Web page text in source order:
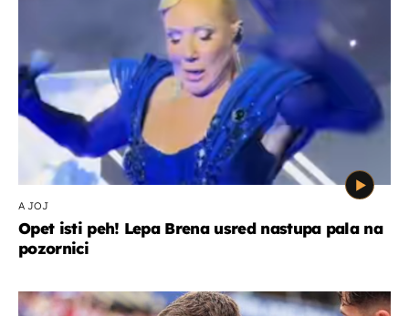
A JOJ
Opet isti peh! Lepa Brena usred nastupa pala na
pozornici